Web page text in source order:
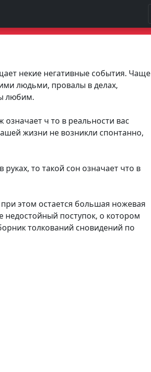
некие негативные события. Чаще
людьми, провалы в делах,
любим.
ч то в реальности вас
жизни не возникли спонтанно,
то такой сон означает что в
этом остается большая ножевая
недостойный поступок, о котором
толкований сновидений по